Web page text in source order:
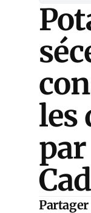
les